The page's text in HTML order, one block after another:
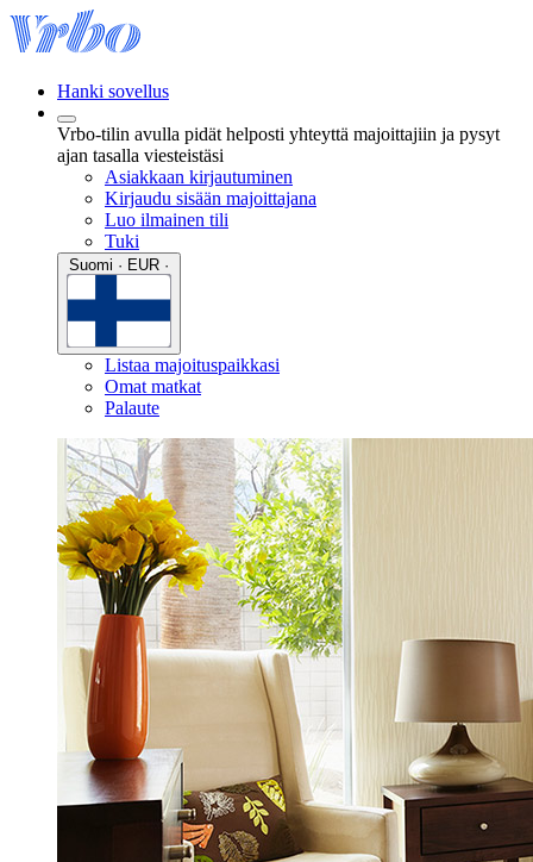
Hanki sovellus
Vrbo-tilin avulla pidät helposti yhteyttä majoittajiin ja pysyt
ajan tasalla viesteistäsi
Asiakkaan kirjautuminen
Kirjaudu sisään majoittajana
Luo ilmainen tili
Tuki
Listaa majoituspaikkasi
Omat matkat
Palaute